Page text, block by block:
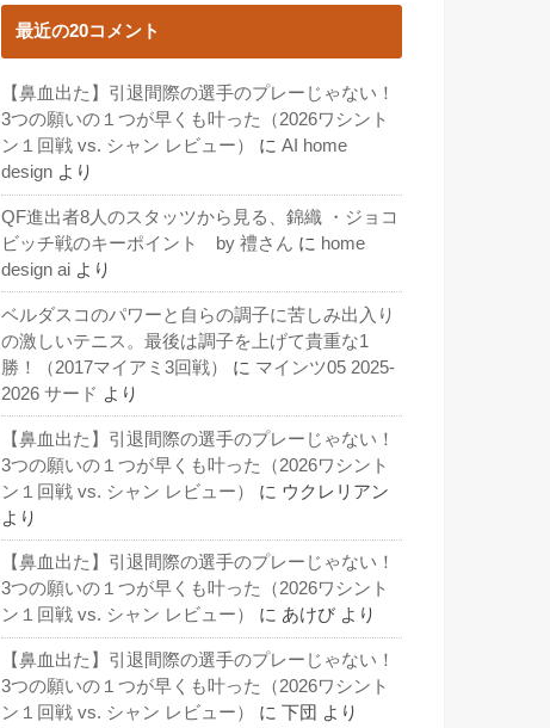
最近の20コメント
【鼻血出た】引退間際の選手のプレーじゃない！
3つの願いの１つが早くも叶った（2026ワシント
ン１回戦 vs. シャン レビュー）
に AI home
design より
QF進出者8人のスタッツから見る、錦織 ・ジョコ
ビッチ戦のキーポイント by 禮さん に home
design ai より
ベルダスコのパワーと自らの調子に苦しみ出入り
の激しいテニス。最後は調子を上げて貴重な1
勝！（2017マイアミ3回戦）
に マインツ05 2025-
2026 サード より
【鼻血出た】引退間際の選手のプレーじゃない！
3つの願いの１つが早くも叶った（2026ワシント
ン１回戦 vs. シャン レビュー）
に ウクレリアン
より
【鼻血出た】引退間際の選手のプレーじゃない！
3つの願いの１つが早くも叶った（2026ワシント
ン１回戦 vs. シャン レビュー）
に あけび より
【鼻血出た】引退間際の選手のプレーじゃない！
3つの願いの１つが早くも叶った（2026ワシント
ン１回戦 vs. シャン レビュー）
に 下団 より